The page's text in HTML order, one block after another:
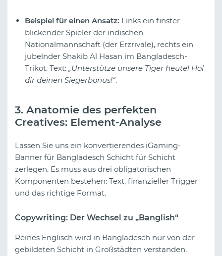
Beispiel für einen Ansatz: Links ein finster
blickender Spieler der indischen
Nationalmannschaft (der Erzrivale), rechts ein
jubelnder Shakib Al Hasan im Bangladesch-
Trikot. Text: „Unterstütze unsere Tiger heute! Hol
dir deinen Siegerbonus!“.
3. Anatomie des perfekten
Creatives: Element-Analyse
Lassen Sie uns ein konvertierendes iGaming-
Banner für Bangladesch Schicht für Schicht
zerlegen. Es muss aus drei obligatorischen
Komponenten bestehen: Text, finanzieller Trigger
und das richtige Format.
Copywriting: Der Wechsel zu „Banglish“
Reines Englisch wird in Bangladesch nur von der
gebildeten Schicht in Großstädten verstanden.